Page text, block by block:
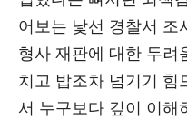
어보는 낯선 경찰서 조
형사 재판에 대한 두려
치고 밥조차 넘기기 힘
서 누구보다 깊이 이해